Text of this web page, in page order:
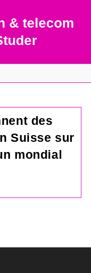
& telecom
des
Suisse sur
mondial